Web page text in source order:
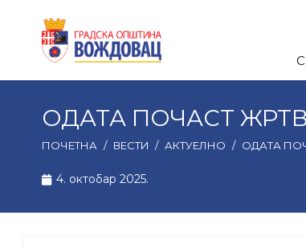
ОДАТА ПОЧАСТ
ПОЧЕТНА / ВЕСТИ / АКТУЕЛНО / ОДАТА
4. октобар 2025.